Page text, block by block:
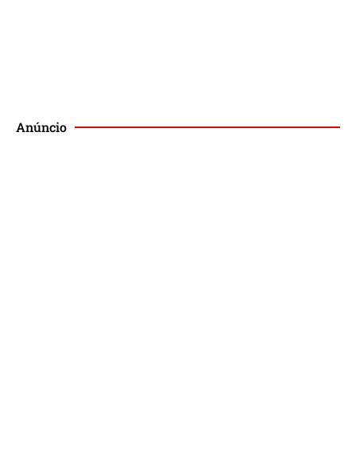
Anúncio